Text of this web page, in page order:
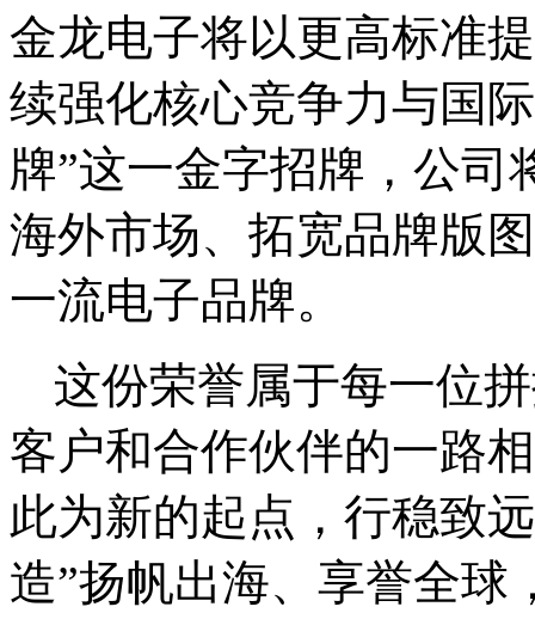
金龙电子将以更高标准
续强化核心竞争力与国
牌”这一金字招牌，公
海外市场、拓宽品牌版
一流电子品牌。
这份荣誉属于每一位
客户和合作伙伴的一路
此为新的起点，行稳致
造”扬帆出海、享誉全球